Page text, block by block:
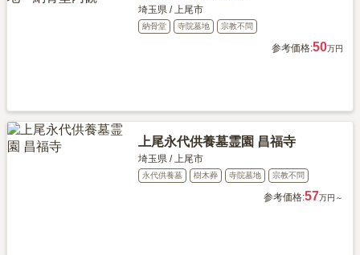
埼玉県/上尾市
納骨堂 寺院墓地 宗教不問
参考価格:50万円
上尾永代供養墓霊園 昌福寺
埼玉県/上尾市
永代供養墓 樹木葬 寺院墓地 宗教不問
参考価格:57万円～